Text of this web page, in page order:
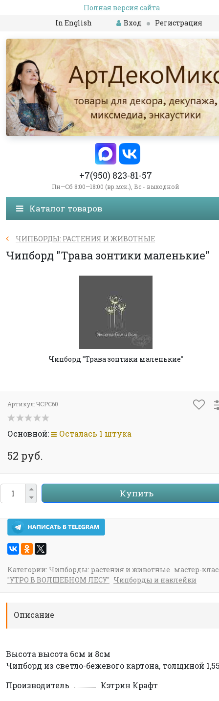
Полная версия сайта
In English
Вход Регистрация
+7(950) 823-81-57
Пн—Сб 8:00—18:00 (вр.мск.), Вс - выходной
Каталог товаров
ЧИПБОРДЫ: РАСТЕНИЯ И ЖИВОТНЫЕ
Чипборд "Трава зонтики маленькие"
Чипборд "Трава зонтики маленькие"
Артикул:ЧСРС60
Основной: Осталась 1 штука
52 руб.
Купить
Категории: Чипборды: растения и животные мастер-
"УТРО В ВОЛШЕБНОМ ЛЕСУ" Чипборды и наклейки
Описание
Высота высота 6см и 8см
Чипборд из светло-бежевого картона, толщиной
Производитель
Кэтрин Крафт